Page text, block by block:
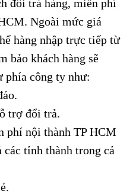
đổi trả hàng, miễn phí
Ngoài mức giá
hàng nhập trực tiếp từ
bảo khách hàng sẽ
phía công ty như:
trợ đổi trả.
phí nội thành TP HCM
các tỉnh thành trong cả